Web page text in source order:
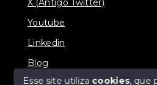
Youtube
Linkedin
Blog
Esse site utiliza cookies, que